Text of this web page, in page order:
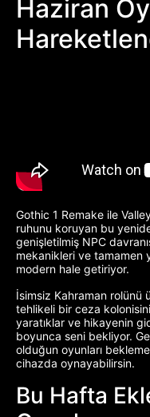
Haziran
Gothic 1 Remake ile
ruhunu koruyan bu
genişletilmiş NPC
mekanikleri ve tamamen
modern hale getiriyor.
İsimsiz Kahraman rolünü
tehlikeli bir ceza
yaratıklar ve hikayenin
boyunca seni bekliyor.
olduğun oyunları
cihazda oynayabilirsin.
Bu Hafta